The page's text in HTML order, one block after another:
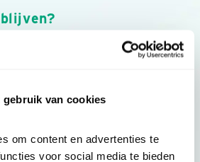
gebruik van cookies
om content en advertenties te
voor social media te bieden
nieuws, inspiratie, acties en tips
van Vogelbescherming.